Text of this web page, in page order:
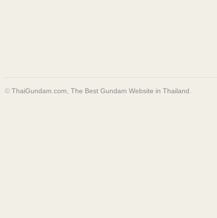
© ThaiGundam.com, The Best Gundam Website in Thailand.